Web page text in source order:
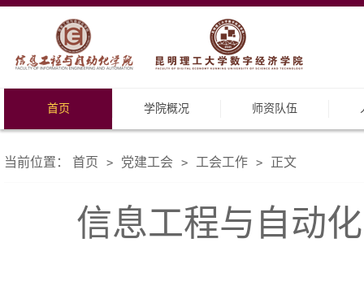
首页 学院概况 师资队伍
当前位置： 首页 > 党建工会 > 工会工作 > 正文
信息工程与自动